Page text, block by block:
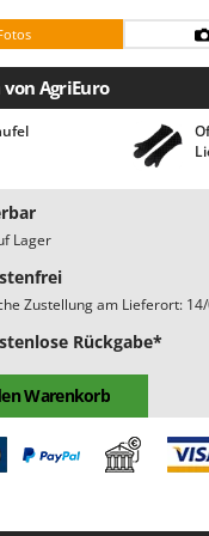
Inkubatoren
den Außenbereich
und Dampfbesen
Tauchpumpen
für Obst und Oliven
für Pflanzenschutz
AgriEuro
Lager
Zustellung am Lieferort:
Rückgabe*
Warenkorb